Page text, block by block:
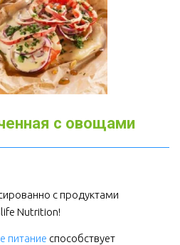
с овощами
с продуктами
Nutrition!
питание способствует